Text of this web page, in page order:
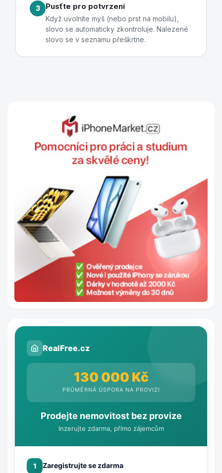
3
Pusťte pro potvrzení
Když uvolníte myš (nebo prst na mobilu),
slovo se automaticky zkontroluje. Nalezené
slovo se v seznamu přeškrtne.
RealFree.cz
130 000 Kč
PRŮMĚRNÁ ÚSPORA NA PROVIZI
Prodejte nemovitost bez provize
Inzerujte zdarma, přímo zájemcům
1 Zaregistrujte se zdarma